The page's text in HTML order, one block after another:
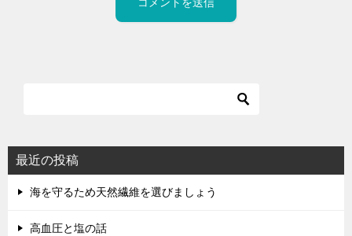
最近の投稿
海を守るため天然繊維を選びましょう
高血圧と塩の話